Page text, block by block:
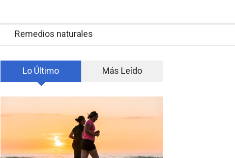
Remedios naturales
Lo Último Más Leído